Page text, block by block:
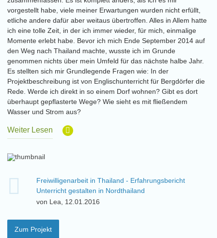
vorgestellt habe, viele meiner Erwartungen wurden nicht erfüllt,
etliche andere dafür aber weitaus übertroffen. Alles in Allem hatte
ich eine tolle Zeit, in der ich immer wieder, für mich, einmalige
Momente erlebt habe. Bevor ich mich Ende September 2014 auf
den Weg nach Thailand machte, wusste ich im Grunde
genommen nichts über mein Umfeld für das nächste halbe Jahr.
Es stellten sich mir Grundlegende Fragen wie: In der
Projektbeschreibung ist von Englischunterricht für Bergdörfer die
Rede. Werde ich direkt in so einem Dorf wohnen? Gibt es dort
überhaupt gepflasterte Wege? Wie sieht es mit fließendem
Wasser und Strom aus?
Weiter Lesen
Freiwilligenarbeit in Thailand - Erfahrungsbericht
Unterricht gestalten in Nordthailand
von Lea, 12.01.2016
Zum Projekt